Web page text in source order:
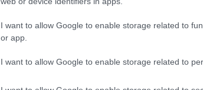
I want to allow Google to enable storage related to
or app.
I want to allow Google to enable storage related to
26
26